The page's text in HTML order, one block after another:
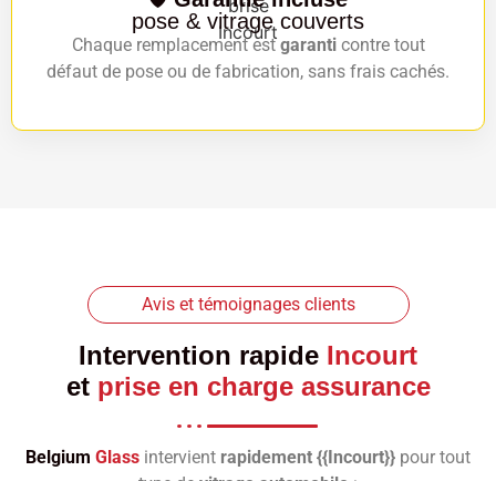
pose & vitrage couverts
Chaque remplacement estgaranticontre tout
défaut de pose ou de fabrication, sans frais cachés.
Avis et témoignages clients
Intervention rapide Incourt
et prise en charge assurance
Belgium Glass intervient rapidement {{Incourt}} pour tout